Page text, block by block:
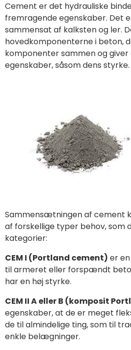
Cement er det hydrauliske
fremragende egenskaber. Det
sammensat af kalksten og ler.
hovedkomponenterne i beton,
komponenter sammen og
egenskaber, såsom dens styrke.
Sammensætningen af cement
af forskellige typer behov, som
kategorier:
CEM I (Portland cement) er
til armeret eller forspændt
har en høj styrke.
CEM II A eller B (komposit
egenskaber, at de er meget
de til almindelige ting, som til
enkle belægninger.